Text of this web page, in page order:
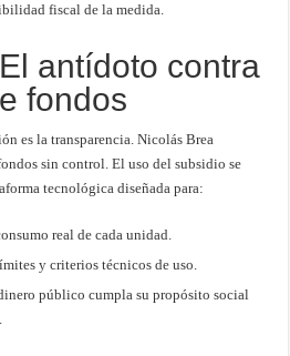
fiscal de la medida.
antídoto contra
fondos
es la transparencia. Nicolás Brea
sin control. El uso del subsidio se
tecnológica diseñada para:
real de cada unidad.
y criterios técnicos de uso.
público cumpla su propósito social